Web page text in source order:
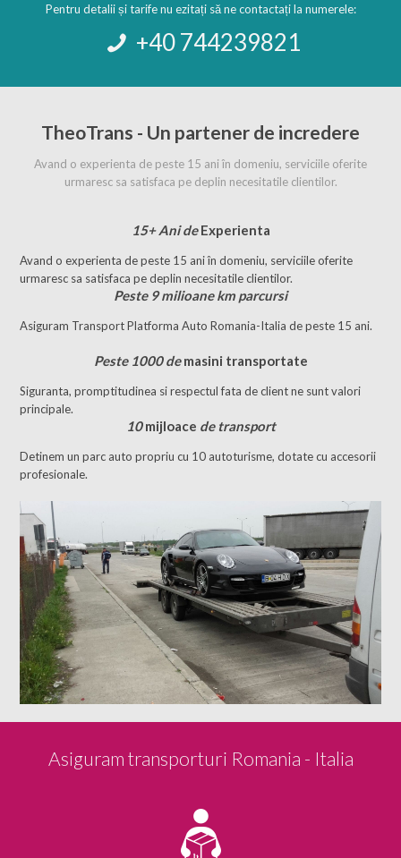
Pentru detalii și tarife nu ezitați să ne contactați la numerele:
+40 744239821
TheoTrans - Un partener de incredere
Avand o experienta de peste 15 ani în domeniu, serviciile oferite
urmaresc sa satisfaca pe deplin necesitatile clientilor.
15+ Ani deExperienta
Avand o experienta de peste 15 ani în domeniu, serviciile oferite
urmaresc sa satisfaca pe deplin necesitatile clientilor.
Peste 9 milioane km parcursi
Asiguram Transport Platforma Auto Romania-Italia de peste 15 ani.
Peste 1000 demasini transportate
Siguranta, promptitudinea si respectul fata de client ne sunt valori
principale.
10mijloace de transport
Detinem un parc auto propriu cu 10 autoturisme, dotate cu accesorii
profesionale.
Asiguram transporturi Romania - Italia